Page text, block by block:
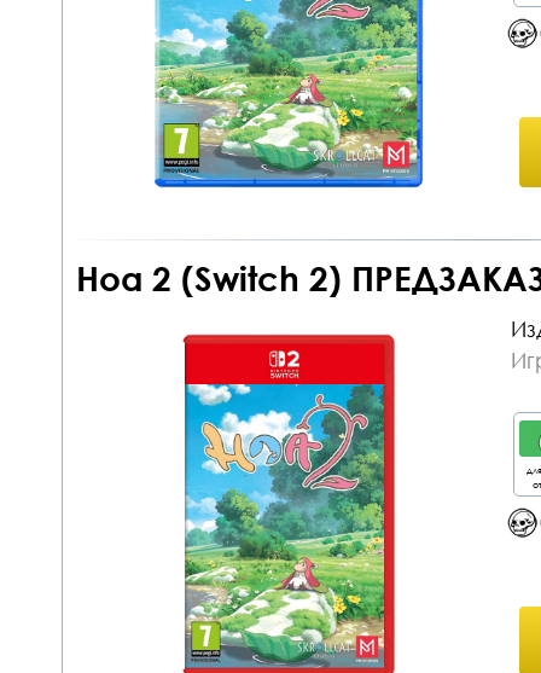
Hoa 2 (Switch 2)